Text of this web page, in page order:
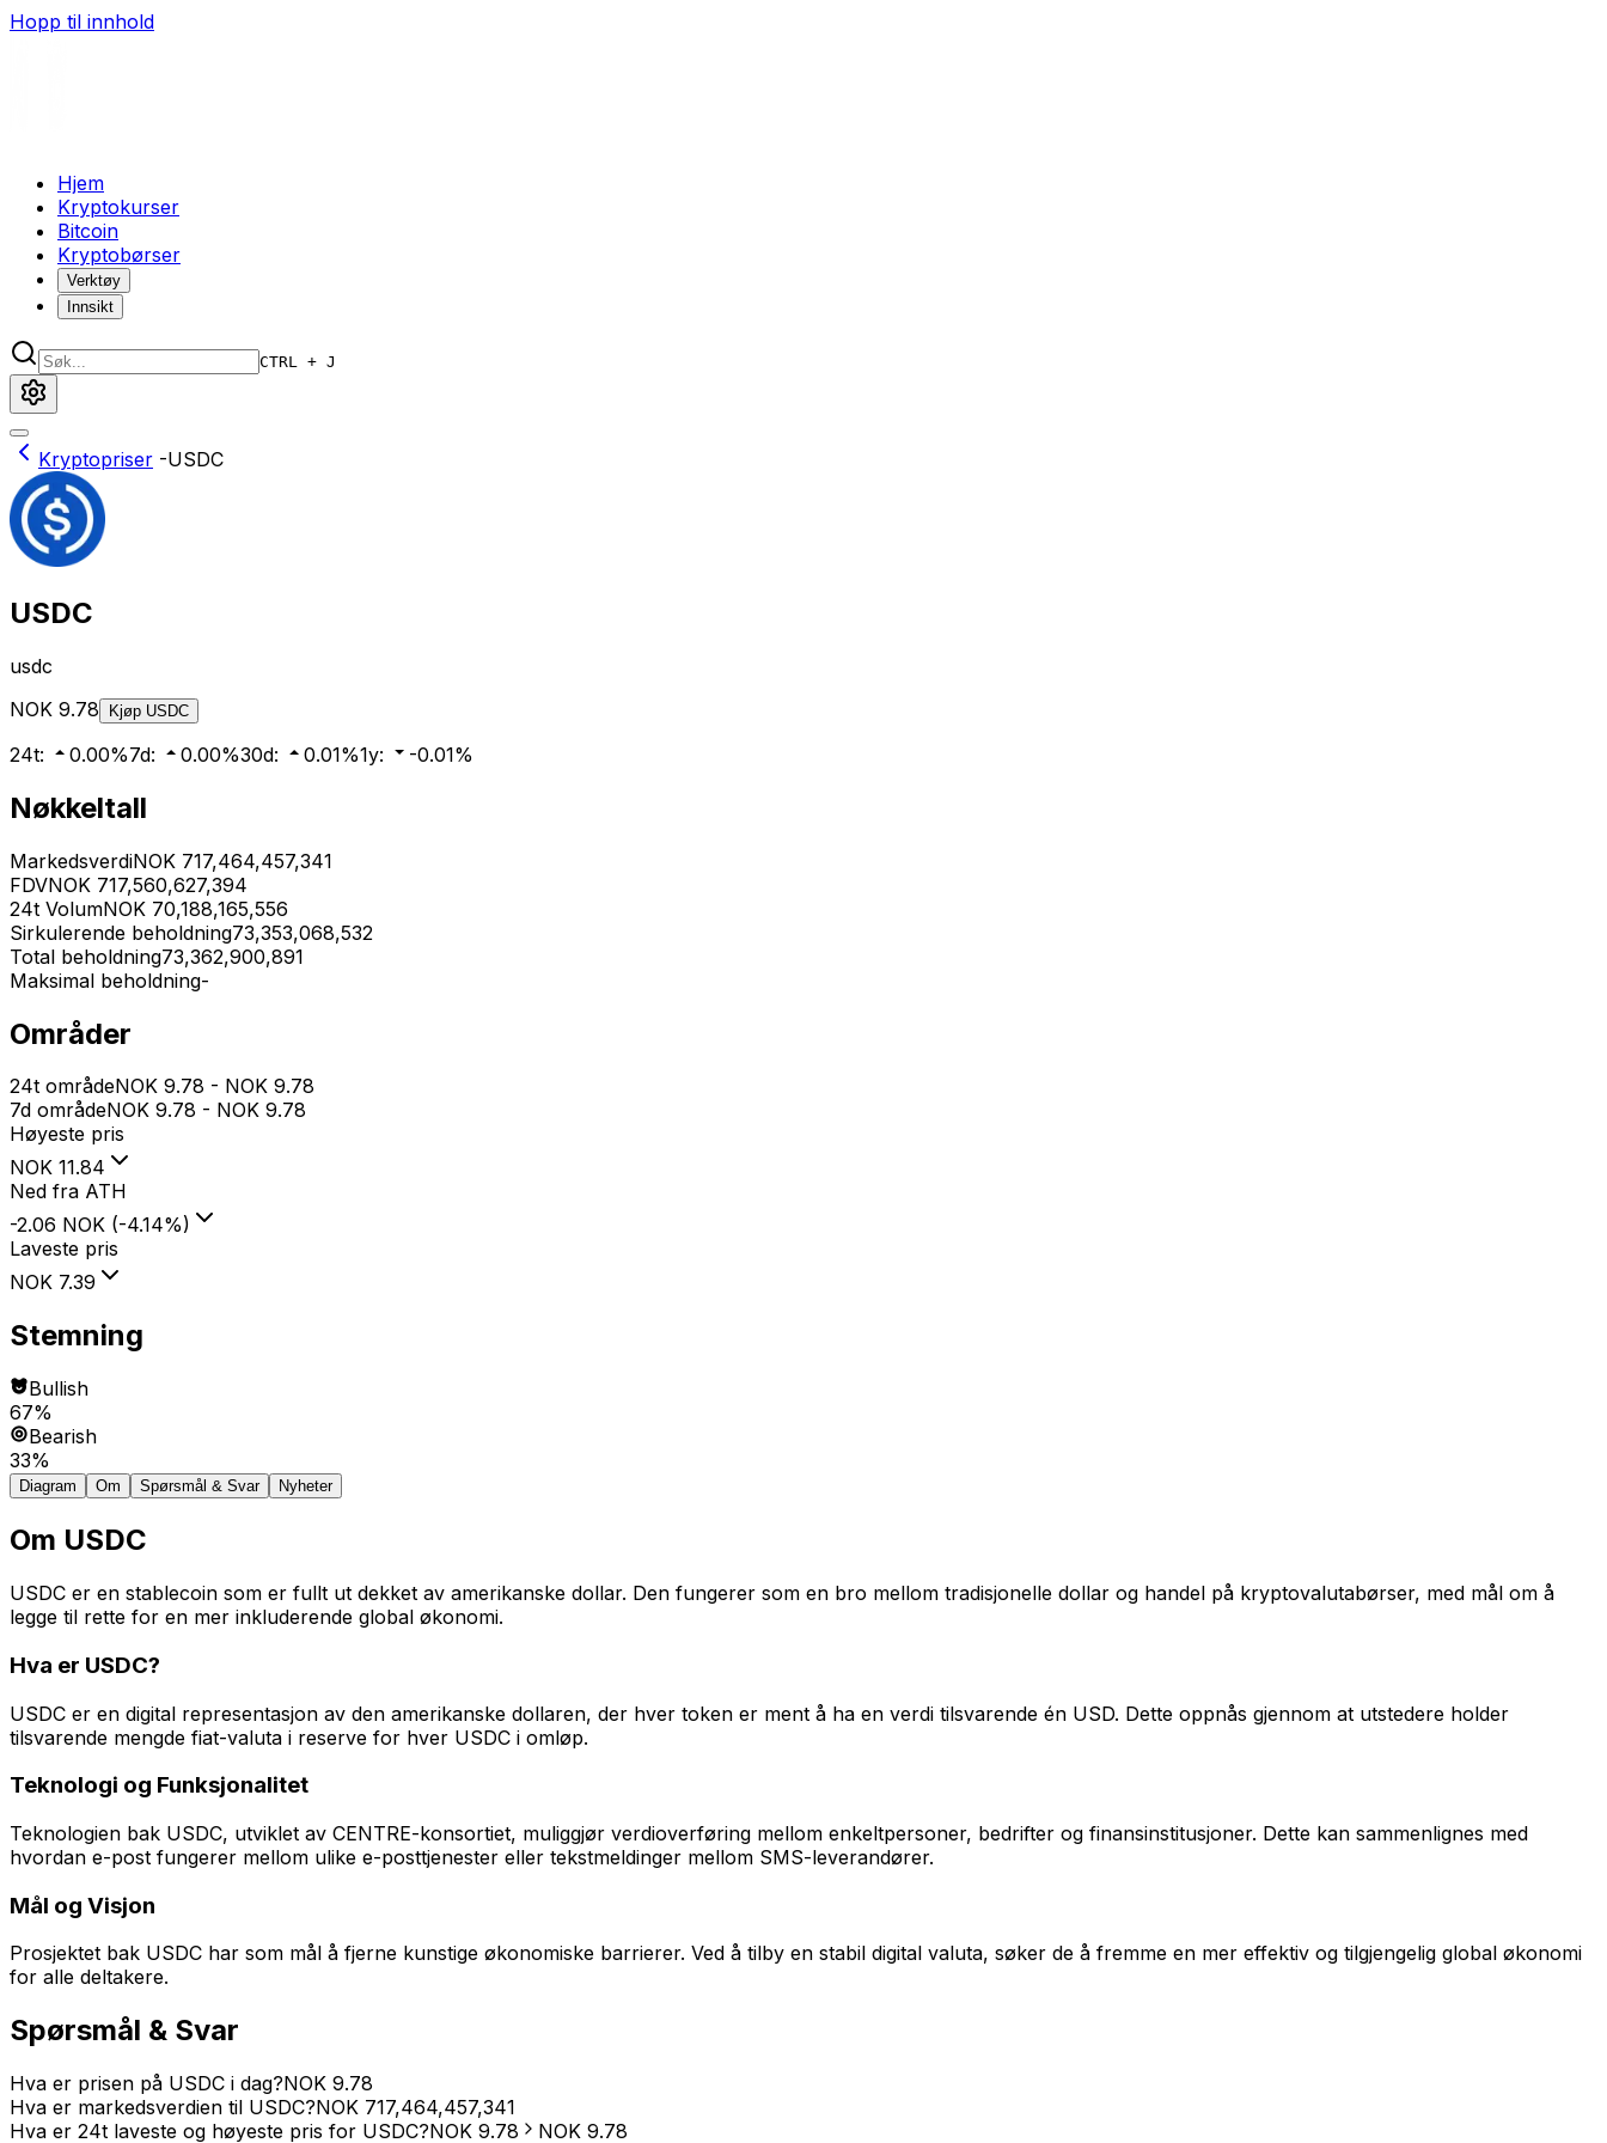
Hopp til innhold
Hjem
Kryptokurser
Bitcoin
Kryptobørser
Verktøy
Innsikt
CTRL + J
Kryptopriser -USDC
USDC
usdc
NOK 9.78 Kjøp USDC
24t: 0.00%7d: 0.00%30d: 0.01%1y: -0.01%
Nøkkeltall
MarkedsverdiNOK 717,464,457,341
FDVNOK 717,560,627,394
24t VolumNOK 70,188,165,556
Sirkulerende beholdning73,353,068,532
Total beholdning73,362,900,891
Maksimal beholdning-
Områder
24t områdeNOK 9.78 - NOK 9.78
7d områdeNOK 9.78 - NOK 9.78
Høyeste pris
NOK 11.84
Ned fra ATH
-2.06 NOK (-4.14%)
Laveste pris
NOK 7.39
Stemning
Bullish
67%
Bearish
33%
Diagram Om Spørsmål & Svar Nyheter
Om USDC
USDC er en stablecoin som er fullt ut dekket av amerikanske dollar. Den fungerer som en bro mellom tradisjonelle dollar og handel på kryptovalutabørser, med mål om å
legge til rette for en mer inkluderende global økonomi.
Hva er USDC?
USDC er en digital representasjon av den amerikanske dollaren, der hver token er ment å ha en verdi tilsvarende én USD. Dette oppnås gjennom at utstedere holder
tilsvarende mengde fiat-valuta i reserve for hver USDC i omløp.
Teknologi og Funksjonalitet
Teknologien bak USDC, utviklet av CENTRE-konsortiet, muliggjør verdioverføring mellom enkeltpersoner, bedrifter og finansinstitusjoner. Dette kan sammenlignes med
hvordan e-post fungerer mellom ulike e-posttjenester eller tekstmeldinger mellom SMS-leverandører.
Mål og Visjon
Prosjektet bak USDC har som mål å fjerne kunstige økonomiske barrierer. Ved å tilby en stabil digital valuta, søker de å fremme en mer effektiv og tilgjengelig global økonomi
for alle deltakere.
Spørsmål & Svar
Hva er prisen på USDC i dag?NOK 9.78
Hva er markedsverdien til USDC?NOK 717,464,457,341
Hva er 24t laveste og høyeste pris for USDC?NOK 9.78 NOK 9.78